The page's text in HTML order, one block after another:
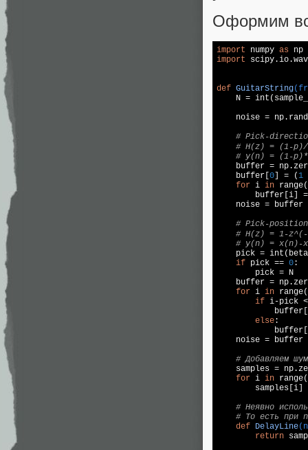
Оформим
import numpy as
import
def GuitarString
N =
noise =
# Pick-
# H(z) = (1-
# y(n) = (1-
buffer =
    buffer[
0 ] = ( 1
for i in range(
buffer[i]
    noise = buffer
# Pick-position
# H(z) = 1-
# y(n) = x(n)-
pick =
if pick == 0:
        pick = N
buffer =
for i in
if i-pick
else:
    noise = buffer
# Добавляем
samples =
for i in
samples[i]
# Неявно
# То есть при
def DelayLine
return